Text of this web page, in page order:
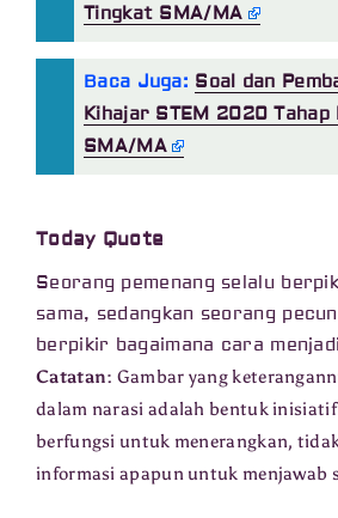
Tingkat SMA/MA
Baca Juga: Soal dan
Kihajar STEM 2020 Tahap
SMA/MA
Today Quote
Seorang pemenang selalu
sama, sedangkan seorang
berpikir bagaimana cara
Catatan: Gambar yang
dalam narasi adalah bentuk
berfungsi untuk menerangkan,
informasi apapun untuk menjawab